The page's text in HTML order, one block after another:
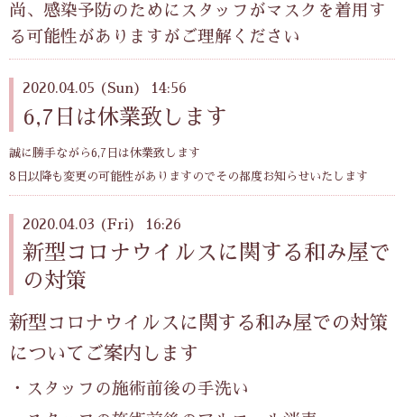
尚、感染予防のためにスタッフがマスクを着用す
る可能性がありますがご理解ください
2020.04.05 (Sun) 14:56
6,7日は休業致します
誠に勝手ながら6,7日は休業致します
8日以降も変更の可能性がありますのでその都度お知らせいたします
2020.04.03 (Fri) 16:26
新型コロナウイルスに関する和み屋で
の対策
新型コロナウイルスに関する和み屋での対策
についてご案内します
・スタッフの施術前後の手洗い